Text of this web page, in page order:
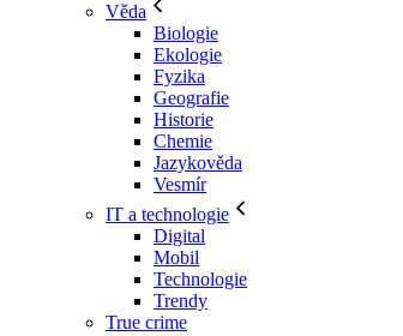
Věda
Biologie
Ekologie
Fyzika
Geografie
Historie
Chemie
Jazykověda
Vesmír
IT a technologie
Digital
Mobil
Technologie
Trendy
True crime